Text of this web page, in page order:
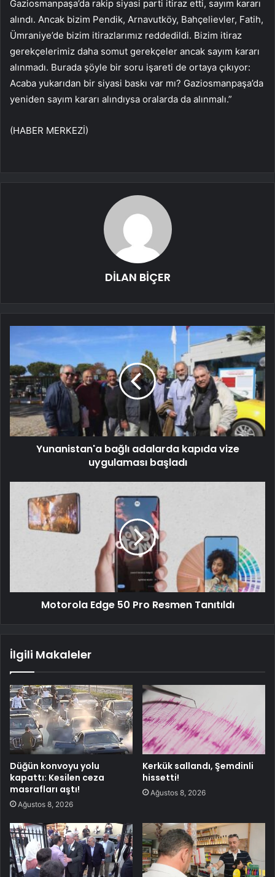
Gaziosmanpaşa’da rakip siyasi parti itiraz etti, sayım kararı
alındı. Ancak bizim Pendik, Arnavutköy, Bahçelievler, Fatih,
Ümraniye’de bizim itirazlarımız reddedildi. Bizim itiraz
gerekçelerimiz daha somut gerekçeler ancak sayım kararı
alınmadı. Burada şöyle bir soru işareti de ortaya çıkıyor:
Acaba yukarıdan bir siyasi baskı var mı? Gaziosmanpaşa’da
yeniden sayım kararı alındıysa oralarda da alınmalı.”
(HABER MERKEZİ)
DİLAN BİÇER
Yunanistan'a bağlı adalarda kapıda vize
uygulaması başladı
Motorola Edge 50 Pro Resmen Tanıtıldı
İlgili Makaleler
Düğün konvoyu yolu
kapattı: Kesilen ceza
masrafları aştı!
Ağustos 8, 2026
Kerkük sallandı, Şemdinli
hissetti!
Ağustos 8, 2026